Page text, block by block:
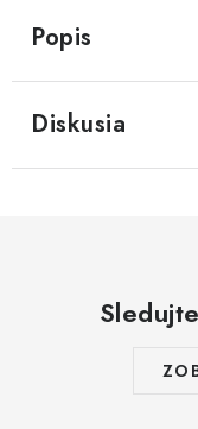
Popis
Diskusia